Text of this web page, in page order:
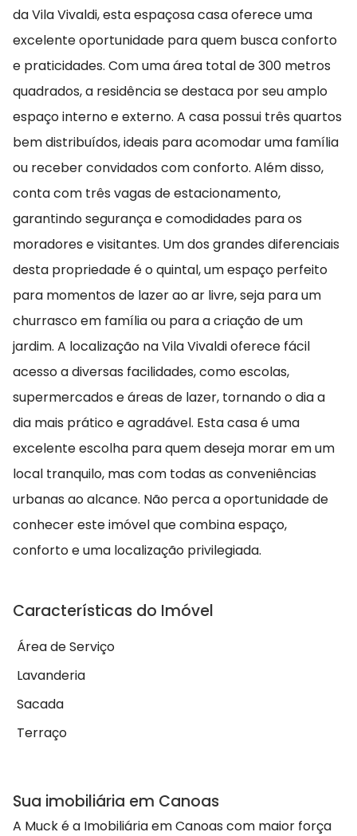
da Vila Vivaldi, esta espaçosa casa oferece uma
excelente oportunidade para quem busca conforto
e praticidades. Com uma área total de 300 metros
quadrados, a residência se destaca por seu amplo
espaço interno e externo. A casa possui três quartos
bem distribuídos, ideais para acomodar uma família
ou receber convidados com conforto. Além disso,
conta com três vagas de estacionamento,
garantindo segurança e comodidades para os
moradores e visitantes. Um dos grandes diferenciais
desta propriedade é o quintal, um espaço perfeito
para momentos de lazer ao ar livre, seja para um
churrasco em família ou para a criação de um
jardim. A localização na Vila Vivaldi oferece fácil
acesso a diversas facilidades, como escolas,
supermercados e áreas de lazer, tornando o dia a
dia mais prático e agradável. Esta casa é uma
excelente escolha para quem deseja morar em um
local tranquilo, mas com todas as conveniências
urbanas ao alcance. Não perca a oportunidade de
conhecer este imóvel que combina espaço,
conforto e uma localização privilegiada.
Características do Imóvel
Área de Serviço
Lavanderia
Sacada
Terraço
Sua imobiliária em Canoas
A Muck é a Imobiliária em Canoas com maior força